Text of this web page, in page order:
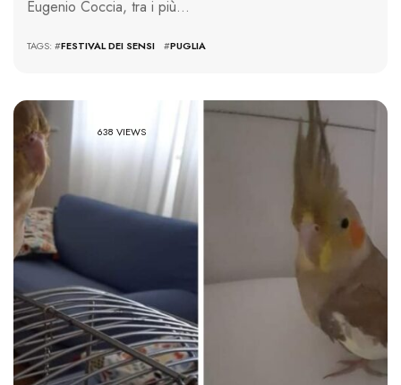
Eugenio Coccia, tra i più…
TAGS: #FESTIVAL DEI SENSI #PUGLIA
638 VIEWS